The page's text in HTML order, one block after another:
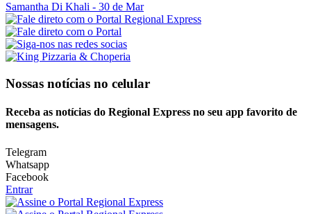
Samantha Di Khali - 30 de Mar
Nossas notícias no celular
Receba as notícias do Regional Express no seu app favorito de
mensagens.
Telegram
Whatsapp
Facebook
Entrar